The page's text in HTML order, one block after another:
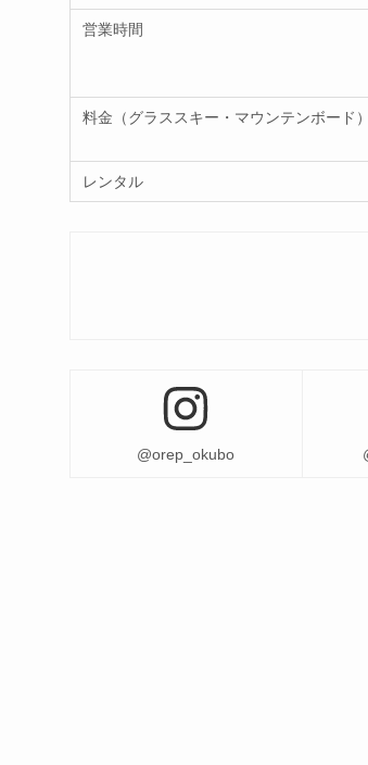
営業時間
料金（グラススキー・マウンテンボード）
レンタル
@orep_okubo